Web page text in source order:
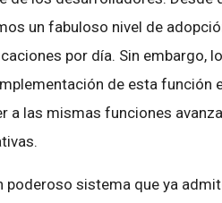
un fabuloso nivel de
por día. Sin embargo,
de esta función
a las mismas funciones
poderoso sistema que ya